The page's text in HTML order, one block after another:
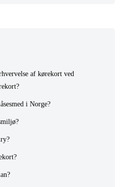
af kørekort ved
i Norge?